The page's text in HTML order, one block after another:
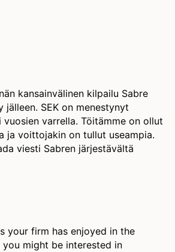
kansainvälinen kilpailu Sabre
jälleen. SEK on menestynyt
vuosien varrella. Töitämme on ollut
ja voittojakin on tullut useampia.
viesti Sabren järjestävältä
your firm has enjoyed in the
you might be interested in